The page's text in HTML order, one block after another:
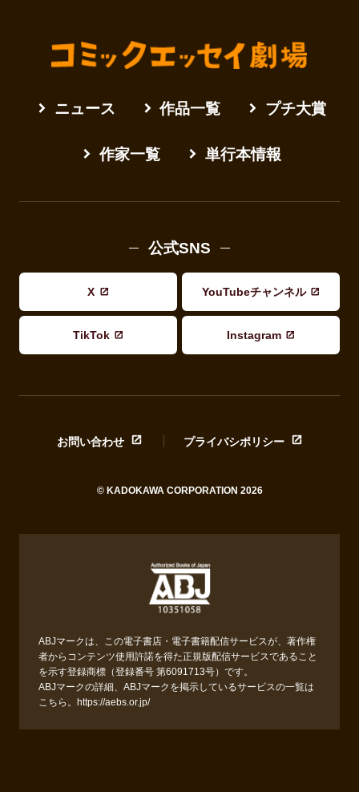
ニュース 作品一覧 プチ大賞
作家一覧 単行本情報
公式SNS
X YouTubeチャンネル
TikTok Instagram
お問い合わせ プライバシポリシー
© KADOKAWA CORPORATION 2026
ABJマークは、この電子書店・電子書籍配信サービスが、著作権
者からコンテンツ使用許諾を得た正規版配信サービスであること
を示す登録商標（登録番号 第6091713号）です。
ABJマークの詳細、ABJマークを掲示しているサービスの一覧は
こちら。
https://aebs.or.jp/